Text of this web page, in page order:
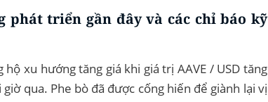
phát triển gần đây và các chỉ báo kỹ
xu hướng tăng giá khi giá trị AAVE / USD tăng
qua. Phe bò đã được cống hiến để giành lại vị